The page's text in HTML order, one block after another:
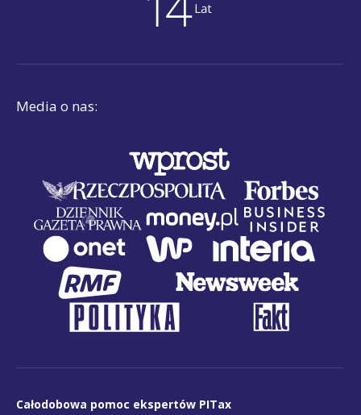
Media o nas:
Całodobowa pomoc ekspertów PITax